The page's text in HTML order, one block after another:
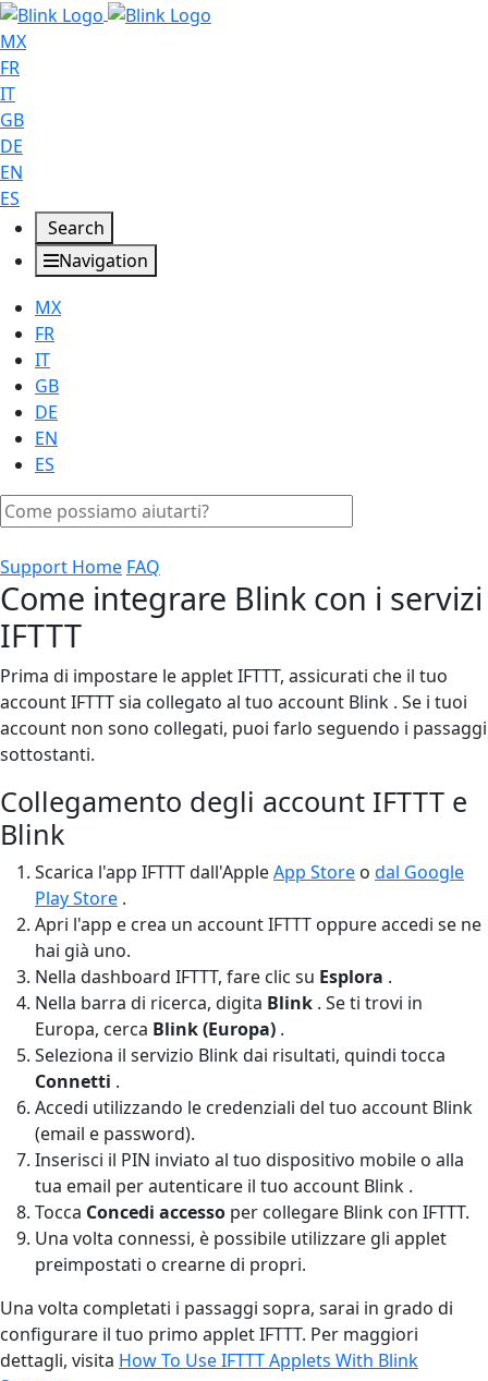
MX
FR
IT
GB
DE
EN
ES
Search
Navigation
MX
FR
IT
GB
DE
EN
ES
Support Home FAQ
Come integrare Blink con i servizi
IFTTT
Prima di impostare le applet IFTTT, assicurati che il tuo
account IFTTT sia collegato al tuo account Blink . Se i tuoi
account non sono collegati, puoi farlo seguendo i passaggi
sottostanti.
Collegamento degli account IFTTT e
Blink
Scarica l'app IFTTT dall'AppleApp Store o dal Google
Play Store .
Apri l'app e crea un account IFTTT oppure accedi se ne
hai già uno.
Nella dashboard IFTTT, fare clic su Esplora .
Nella barra di ricerca, digita Blink . Se ti trovi in
Europa, cerca Blink (Europa) .
Seleziona il servizio Blink dai risultati, quindi tocca
Connetti .
Accedi utilizzando le credenziali del tuo account Blink
(email e password).
Inserisci il PIN inviato al tuo dispositivo mobile o alla
tua email per autenticare il tuo account Blink .
Tocca Concedi accesso per collegare Blink con IFTTT.
Una volta connessi, è possibile utilizzare gli applet
preimpostati o crearne di propri.
Una volta completati i passaggi sopra, sarai in grado di
configurare il tuo primo applet IFTTT. Per maggiori
dettagli, visita How To Use IFTTT Applets With Blink